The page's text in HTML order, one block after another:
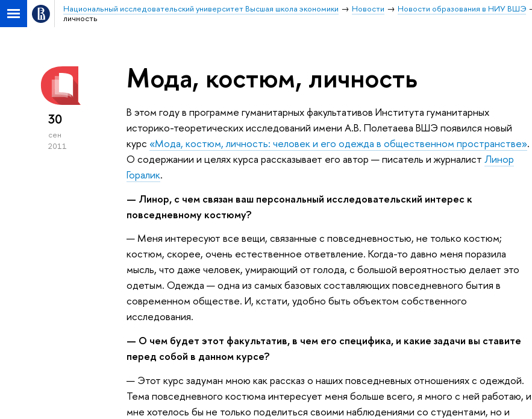
Национальный исследовательский университет Высшая школа экономики Новости Новости образования в НИУ ВШЭ
личность
30
сен
2011
Мода, костюм, личность
В этом году в программе гуманитарных факультативов Института гуманитарных
историко-теоретических исследований имени А.В. Полетаева ВШЭ появился новый
курс «Мода, костюм, личность: человек и его одежда в общественном пространстве».
О содержании и целях курса рассказывает его автор — писатель и журналист Линор
Горалик.
— Линор, с чем связан ваш персональный исследовательский интерес к
повседневному костюму?
— Меня интересуют все вещи, связанные с повседневностью, не только костюм;
костюм, скорее, очень естественное ответвление. Когда-то давно меня поразила
мысль, что даже человек, умирающий от голода, с большой вероятностью делает это
одетым. Одежда — одна из самых базовых составляющих повседневного бытия в
современном обществе. И, кстати, удобно быть объектом собственного
исследования.
— О чем будет этот факультатив, в чем его специфика, и какие задачи вы ставите
перед собой в данном курсе?
— Этот курс задуман мною как рассказ о наших повседневных отношениях с одеждой.
Тема повседневного костюма интересует меня больше всего, я много с ней работаю, и
мне хотелось бы не только поделиться своими наблюдениями со студентами, но и